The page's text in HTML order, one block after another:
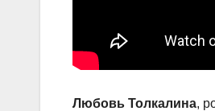
Любовь Толкалина,